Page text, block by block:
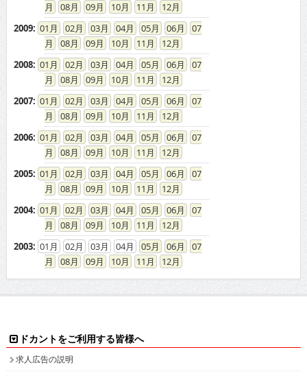
08
09 10 11
12
2009: 01 02 03 04 05 06
07
08
09 10 11
12
2008: 01 02 03 04 05 06
07
08
09 10 11
12
2007: 01 02 03 04 05 06
07
08
09 10 11
12
2006: 01 02 03 04 05 06
07
08
09 10 11
12
2005: 01 02 03 04 05 06
07
08
09 10 11
12
2004: 01 02 03 04 05 06
07
08
09 10 11
12
2003: 01 02 03 04 05 06
07
08
09 10 11 12
ドカントをご利用する皆様へ
求人広告の説明